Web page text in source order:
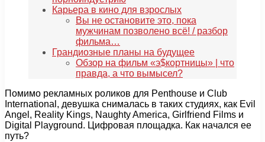
Карьера в кино для взрослых
Вы не остановите это, пока
мужчинам позволено всё! / разбор
фильма…
Грандиозные планы на будущее
Обзор на фильм «э$кортницы» | что
правда, а что вымысел?
Помимо рекламных роликов для Penthouse и Club
International, девушка снималась в таких студиях, как Evil
Angel, Reality Kings, Naughty America, Girlfriend Films и
Digital Playground. Цифровая площадка. Как начался ее
путь?